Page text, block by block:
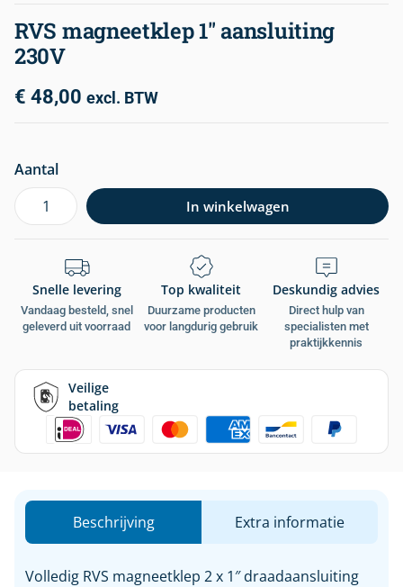
RVS magneetklep 1″ aansluiting
230V
€ 48,00 excl. BTW
Aantal
In winkelwagen
Snelle levering
Vandaag besteld, snel
geleverd uit voorraad
Top kwaliteit
Duurzame producten
voor langdurig gebruik
Deskundig advies
Direct hulp van
specialisten met
praktijkkennis
Veilige
betaling
Beschrijving Extra informatie
Volledig RVS magneetklep 2 x 1″ draadaansluiting